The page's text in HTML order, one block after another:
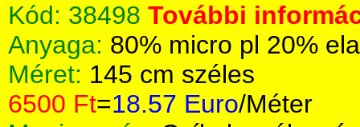
Kód: 38498 További
Anyaga: 80% micro pl 20%
Méret: 145 cm széles
6500 Ft=18.57 Euro/Méter